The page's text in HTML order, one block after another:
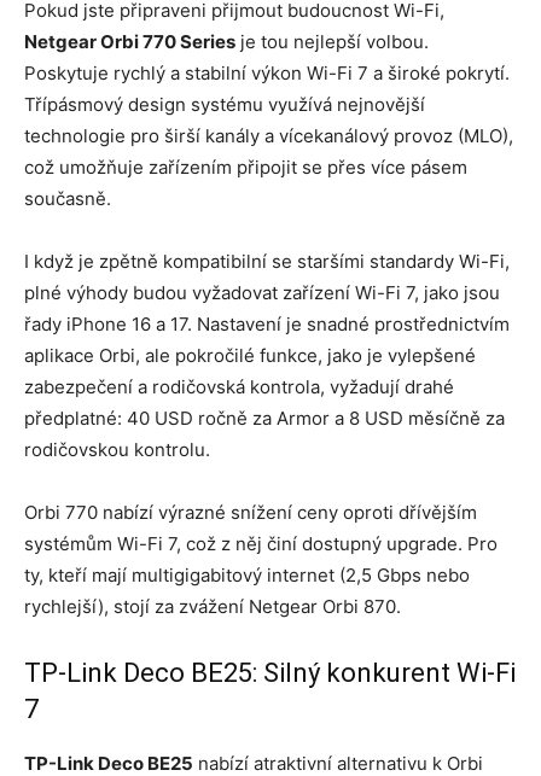
Pokud jste připraveni přijmout budoucnost Wi-Fi,
Netgear Orbi 770 Series je tou nejlepší volbou.
Poskytuje rychlý a stabilní výkon Wi-Fi 7 a široké pokrytí.
Třípásmový design systému využívá nejnovější
technologie pro širší kanály a vícekanálový provoz (MLO),
což umožňuje zařízením připojit se přes více pásem
současně.
I když je zpětně kompatibilní se staršími standardy Wi-Fi,
plné výhody budou vyžadovat zařízení Wi-Fi 7, jako jsou
řady iPhone 16 a 17. Nastavení je snadné prostřednictvím
aplikace Orbi, ale pokročilé funkce, jako je vylepšené
zabezpečení a rodičovská kontrola, vyžadují drahé
předplatné: 40 USD ročně za Armor a 8 USD měsíčně za
rodičovskou kontrolu.
Orbi 770 nabízí výrazné snížení ceny oproti dřívějším
systémům Wi-Fi 7, což z něj činí dostupný upgrade. Pro
ty, kteří mají multigigabitový internet (2,5 Gbps nebo
rychlejší), stojí za zvážení Netgear Orbi 870.
TP-Link Deco BE25: Silný konkurent Wi-Fi
7
TP-Link Deco BE25 nabízí atraktivní alternativu k Orbi